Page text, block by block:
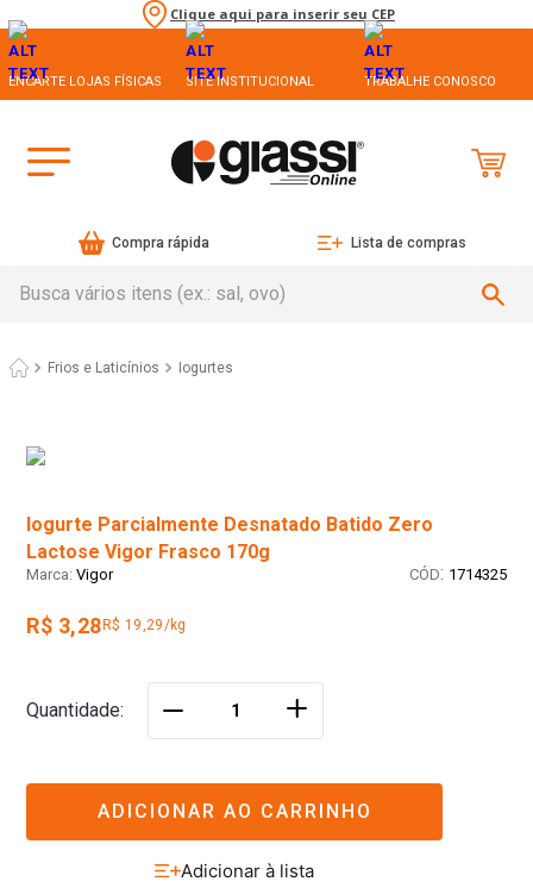
Clique aqui para inserir seu CEP
ENCARTE LOJAS FÍSICAS SITE INSTITUCIONAL TRABALHE CONOSCO
Compra rápida Lista de compras
Frios e Laticínios Iogurtes
Iogurte Parcialmente Desnatado Batido Zero
Lactose Vigor Frasco 170g
Vigor : 1714325
R$ 3,28 R$ 19,29/kg
Quantidade ＋
ADICIONAR AO CARRINHO